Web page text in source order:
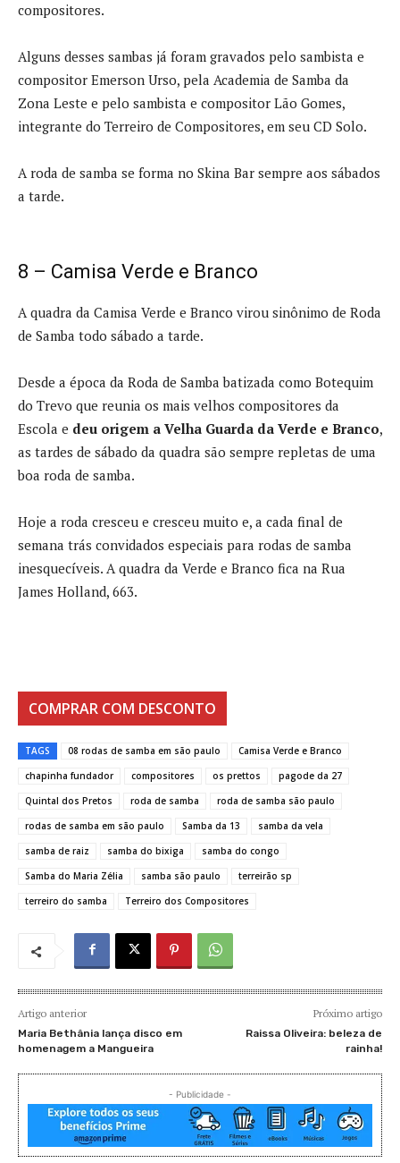
compositores.
Alguns desses sambas já foram gravados pelo sambista e
compositor Emerson Urso, pela Academia de Samba da
Zona Leste e pelo sambista e compositor Lão Gomes,
integrante do Terreiro de Compositores, em seu CD Solo.
A roda de samba se forma no Skina Bar sempre aos sábados
a tarde.
8 – Camisa Verde e Branco
A quadra da Camisa Verde e Branco virou sinônimo de Roda
de Samba todo sábado a tarde.
Desde a época da Roda de Samba batizada como Botequim
do Trevo que reunia os mais velhos compositores da
Escola e deu origem a Velha Guarda da Verde e Branco,
as tardes de sábado da quadra são sempre repletas de uma
boa roda de samba.
Hoje a roda cresceu e cresceu muito e, a cada final de
semana trás convidados especiais para rodas de samba
inesquecíveis. A quadra da Verde e Branco fica na Rua
James Holland, 663.
COMPRAR COM DESCONTO
TAGS 08 rodas de samba em são paulo
Camisa Verde e Branco
chapinha fundador
compositores os prettos
pagode da 27
Quintal dos Pretos
roda de samba
roda de samba são paulo
rodas de samba em são paulo
Samba da 13
samba da vela
samba de raiz
samba do bixiga
samba do congo
Samba do Maria Zélia
samba são paulo
terreirão sp
terreiro do samba
Terreiro dos Compositores
Artigo anterior
Maria Bethânia lança disco em
homenagem a Mangueira
Próximo artigo
Raissa Oliveira: beleza de
rainha!
- Publicidade -